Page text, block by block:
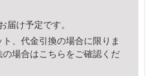
届け予定です。
、代金引換の場合に限りま
の場合はこちら をご確認くだ